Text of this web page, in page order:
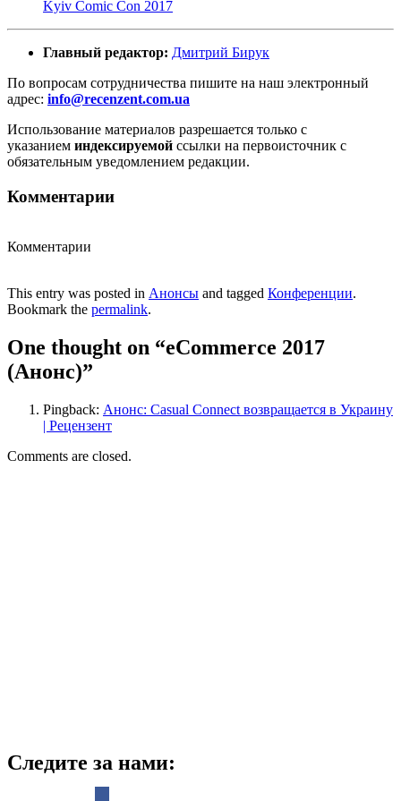
Kyiv Comic Con 2017
Главный редактор: Дмитрий Бирук
По вопросам сотрудничества пишите на наш электронный
адрес: info@recenzent.com.ua
Использование материалов разрешается только с
указанием индексируемой ссылки на первоисточник с
обязательным уведомлением редакции.
Комментарии
Комментарии
This entry was posted in Анонсы and tagged Конференции.
Bookmark the permalink.
One thought on “eCommerce 2017
(Анонс)”
Pingback: Анонс: Casual Connect возвращается в Украину
| Рецензент
Comments are closed.
Следите за нами: